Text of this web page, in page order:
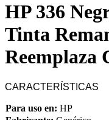
HP 336
Tinta
Reemplaza
CARACTERÍSTICAS
Para uso en: HP